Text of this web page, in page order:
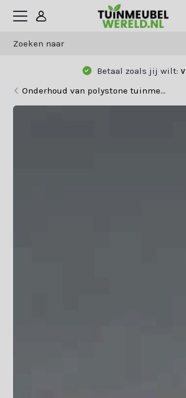
Betaal zoals jij wilt: vooraf,
Onderhoud van polystone tuinme...